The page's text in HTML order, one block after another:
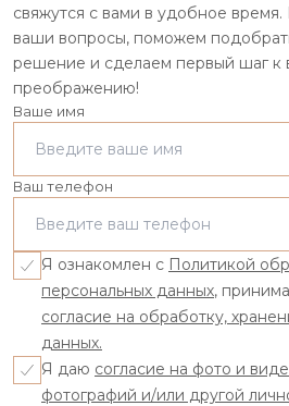
свяжутся с вами в удобное
ваши вопросы, поможем
решение и сделаем первый шаг к
преображению!
Ваше имя
Ваш телефон
Я ознакомлен с Политикой
персональных данных,
согласие на обработку,
данных.
Я даю согласие на фото и
фотографий и/или другой